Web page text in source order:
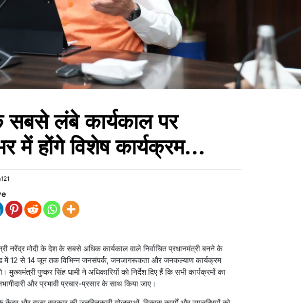
सबसे लंबे कार्यकाल पर
में होंगे विशेष कार्यक्रम…
नरेंद्र मोदी के देश के सबसे अधिक कार्यकाल वाले निर्वाचित प्रधानमंत्री बनने के
में 12 से 14 जून तक विभिन्न जनसंपर्क, जनजागरूकता और जनकल्याण कार्यक्रम
मुख्यमंत्री पुष्कर सिंह धामी ने अधिकारियों को निर्देश दिए हैं कि सभी कार्यक्रमों का
और प्रभावी प्रचार-प्रसार के साथ किया जाए।